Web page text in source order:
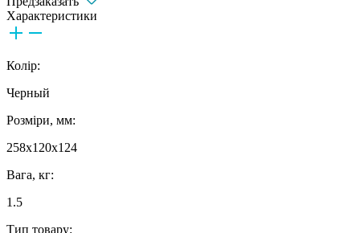
Характеристики
Колір:
Черный
Розміри, мм:
258x120x124
Вага, кг:
1.5
Тип товару: